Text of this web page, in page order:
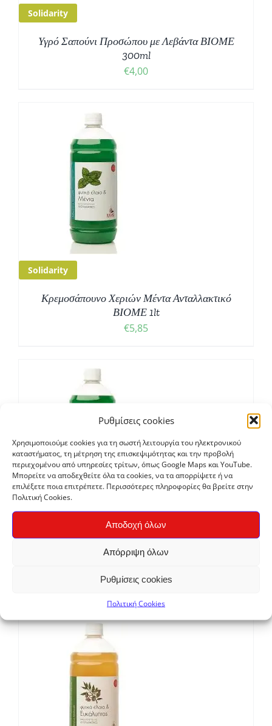
Ρυθμίσεις cookies
Χρησιμοποιούμε cookies για τη σωστή λειτουργία του ηλεκτρονικού
καταστήματος, τη μέτρηση της επισκεψιμότητας και την προβολή
περιεχομένου από υπηρεσίες τρίτων, όπως Google Maps και YouTube.
Μπορείτε να αποδεχθείτε όλα τα cookies, να τα απορρίψετε ή να
επιλέξετε ποια επιτρέπετε. Περισσότερες πληροφορίες θα βρείτε στην
Πολιτική Cookies.
Αποδοχή όλων
Απόρριψη όλων
Ρυθμίσεις cookies
Πολιτική Cookies
Solidarity
Υγρό Σαπούνι Προσώπου με Λεβάντα ΒΙΟΜΕ
300ml
€4,00
Solidarity
Κρεμοσάπουνο Χεριών Μέντα Ανταλλακτικό
ΒΙΟΜΕ 1lt
€5,85
Κρεμοσάπουνο Χεριών Πεύκο Ανταλλακτικό
€5,85